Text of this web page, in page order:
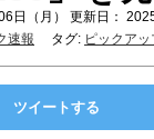
日（月） 更新日：
速報 タグ: ピックア
ツイートする